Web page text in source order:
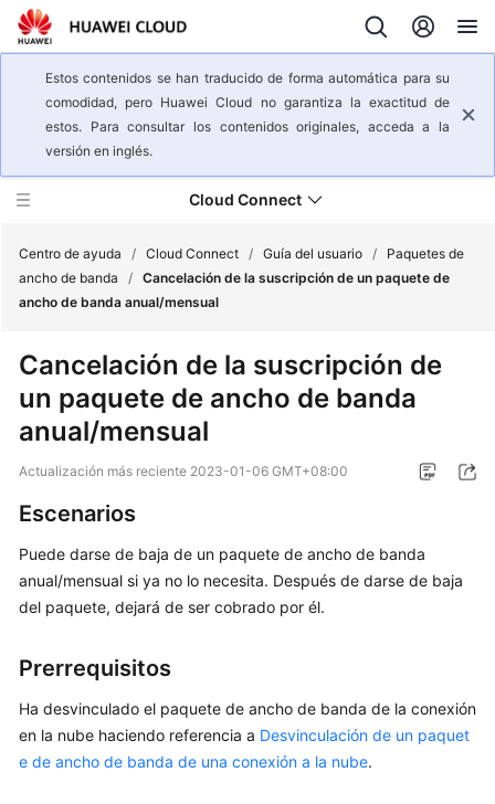
Estos contenidos se han traducido de forma automática para su
comodidad, pero Huawei Cloud no garantiza la exactitud de
estos. Para consultar los contenidos originales, acceda a la
versión en inglés.
Cloud Connect
del
servicio
Pasos
iniciales
Guía
del
usuario
Conexiones
la
Instancias
de
Centro de ayuda / Cloud Connect / Guía del usuario /
Paquetes de
ancho de banda
/ Cancelación de la suscripción de un paquete de
ancho de banda anual/mensual
Cancelación de la suscripción de
un paquete de ancho de banda
anual/mensual
Actualización más reciente 2023-01-06 GMT+08:00
Escenarios
Puede darse de baja de un paquete de ancho de banda
anual/mensual si ya no lo necesita. Después de darse de baja
del paquete, dejará de ser cobrado por él.
Prerrequisitos
Ha desvinculado el paquete de ancho de banda de la conexión
en la nube haciendo referencia a Desvinculación de un paquet
e de ancho de banda de una conexión a la nube.